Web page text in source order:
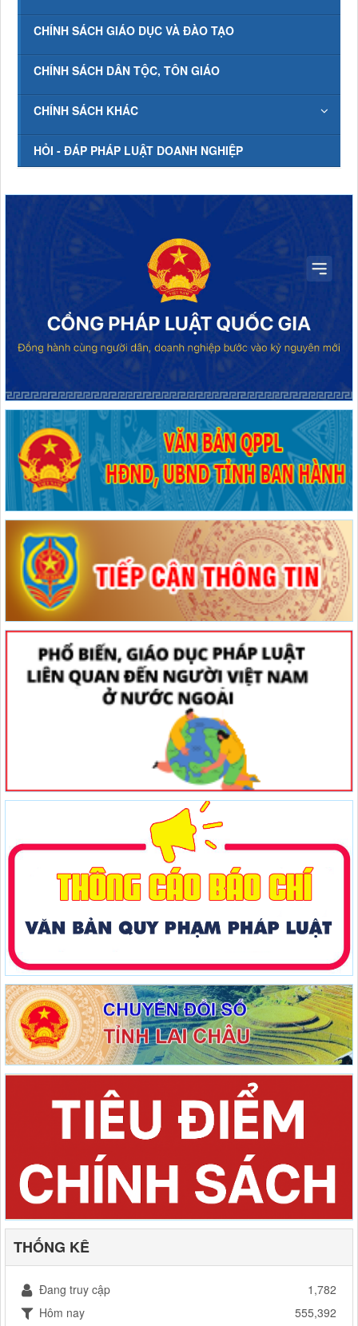
CHÍNH SÁCH GIÁO DỤC VÀ ĐÀO TẠO
CHÍNH SÁCH DÂN TỘC, TÔN GIÁO
CHÍNH SÁCH KHÁC
HỎI - ĐÁP PHÁP LUẬT DOANH NGHIỆP
THỐNG KÊ
Đang truy cập
1,782
Hôm nay
555,392